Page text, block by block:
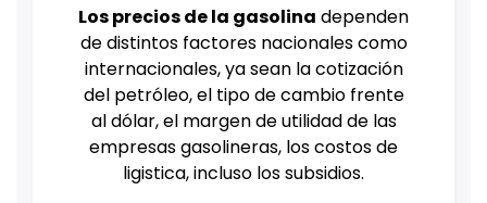
Los precios de la gasolina dependen
de distintos factores nacionales como
internacionales, ya sean la cotización
del petróleo, el tipo de cambio frente
al dólar, el margen de utilidad de las
empresas gasolineras, los costos de
ligistica, incluso los subsidios.